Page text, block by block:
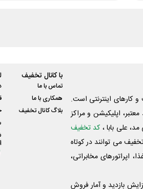
کارهای اینترنتی است.
اپلیکیشن و مراکز
علی‌ بابا ، کد تخفیف
می توانند در کوتاه
اپراتورهای مخابراتی،
بازدید و آمار فروش
با کانال تخفیف
تماس با ما
همکاری با ما
بلاگ کانال تخفیف